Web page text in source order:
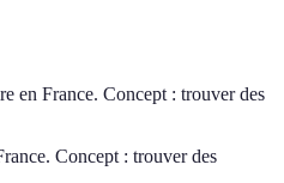
en France. Concept : trouver des
Concept : trouver des